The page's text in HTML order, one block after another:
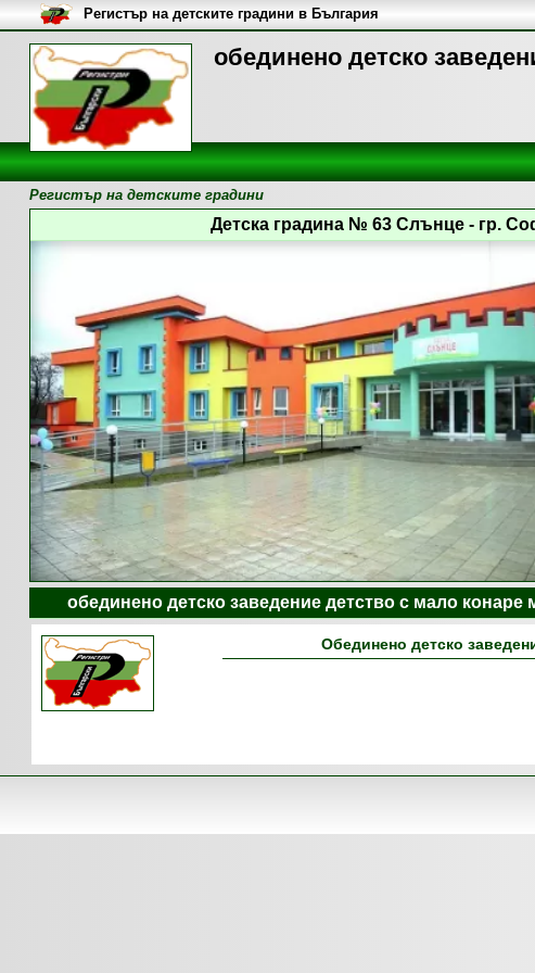
обединено детско
Регистър на детските градини в България
Регистър на детските градини
Детска градина № 63 Слънце - гр.
обединено детско заведение детство с мало конаре
Обединено детско